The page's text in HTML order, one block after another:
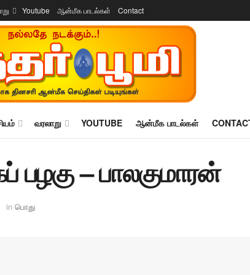
Youtube ஆன்மீக பாடல்கள் Contact
வரலாறு YOUTUBE ஆன்மீக பாடல்கள்
– பாலகுமாரன்
in பொது